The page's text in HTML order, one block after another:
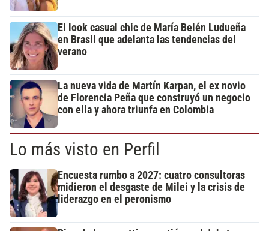
El look casual chic de María Belén Ludueña
en Brasil que adelanta las tendencias del
verano
La nueva vida de Martín Karpan, el ex novio
de Florencia Peña que construyó un negocio
con ella y ahora triunfa en Colombia
Lo más visto en Perfil
Encuesta rumbo a 2027: cuatro consultoras
midieron el desgaste de Milei y la crisis de
liderazgo en el peronismo